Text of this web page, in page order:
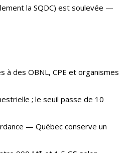
la SQDC) est soulevée —
à des OBNL, CPE et organismes
; le seuil passe de 10
— Québec conserve un